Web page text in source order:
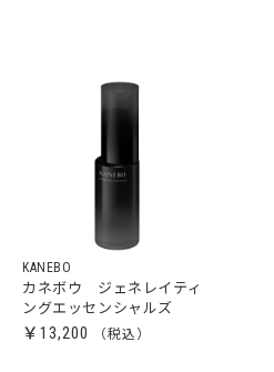
KANEBO
カネボウ ジェネレイティ
ングエッセンシャルズ
￥13,200